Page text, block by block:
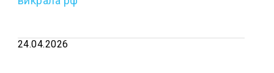
24.04.2026